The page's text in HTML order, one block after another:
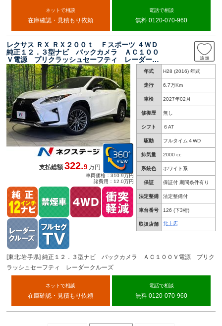
ネットで相談
在庫確認・見積もり依頼
電話で相談
無料 0120-070-960
レクサス ＲＸ ＲＸ２００ｔ Ｆスポーツ ４ＷＤ
純正１２．３型ナビ バックカメラ ＡＣ１００
Ｖ電源 プリクラッシュセーフティ レーダーク
ルーズ 禁煙車 電動リアゲート 革シート 前
席シートエアコン 前席パワーシート ドラレ
コ スマートキー
年式 H28 (2016) 年式
走行 6.7万Km
車検 2027年02月
修復歴 無し
シフト ６AT
駆動 フルタイム４WD
排気量 2000 cc
系統色 ホワイト系
保証 保証付 期間条件有り
法定整備 法定整備付
車台番号 126 (下3桁)
取扱店舗 北上店
支払総額322.9 万円
車両価格：310.9万円
諸費用：12.0万円
[東北:岩手県] 純正１２．３型ナビ バックカメラ ＡＣ１００Ｖ電源 プリク
ラッシュセーフティ レーダークルーズ
ネットで相談
在庫確認・見積もり依頼
電話で相談
無料 0120-070-960